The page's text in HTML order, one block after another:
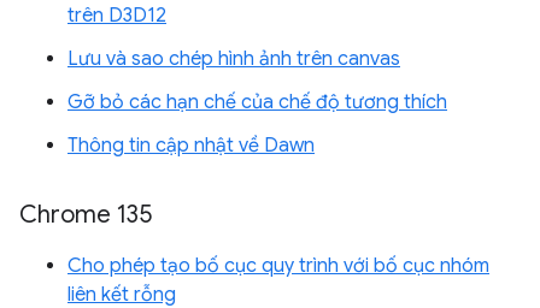
trên D3D12
Lưu và sao chép hình ảnh trên canvas
Gỡ bỏ các hạn chế của chế độ tương thích
Thông tin cập nhật về Dawn
Chrome 135
Cho phép tạo bố cục quy trình với bố cục nhóm
liên kết rỗng